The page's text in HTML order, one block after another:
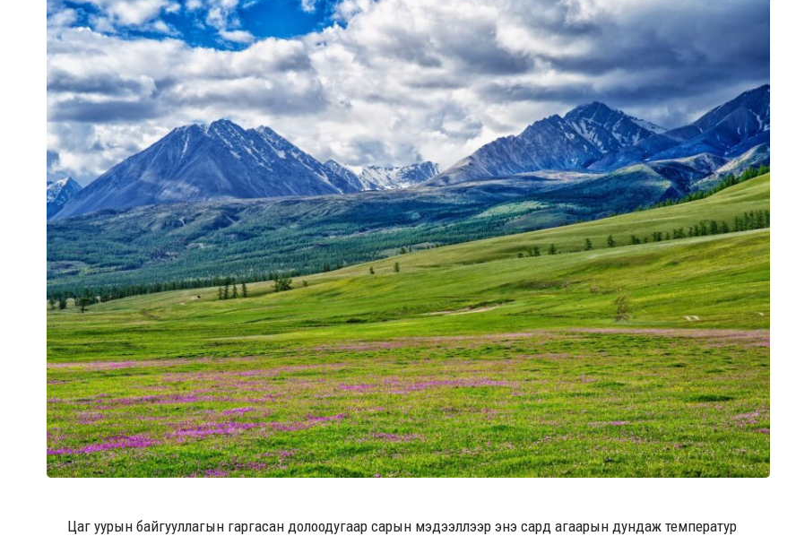
Цаг уурын байгууллагын гаргасан долоодугаар сарын мэдээллээр энэ сард агаарын дундаж температур